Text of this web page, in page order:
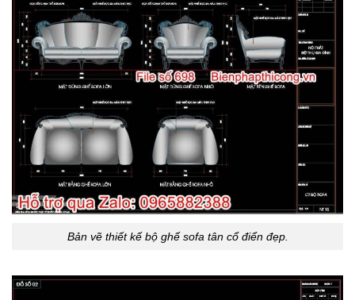
Bản vẽ thiết kế bộ ghế sofa tân cổ điển đẹp.